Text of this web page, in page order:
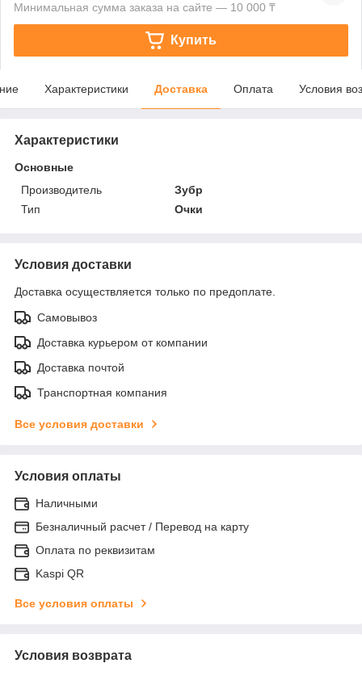
Минимальная сумма заказа на сайте — 10 000 ₸
Купить
Характеристики Доставка Оплата Условия
Характеристики
Основные
Производитель
Зубр
Тип
Очки
Условия доставки
Доставка осуществляется только по предоплате.
Самовывоз
Доставка курьером от компании
Доставка почтой
Транспортная компания
Все условия доставки
Условия оплаты
Наличными
Безналичный расчет / Перевод на карту
Оплата по реквизитам
Kaspi QR
Все условия оплаты
Условия возврата